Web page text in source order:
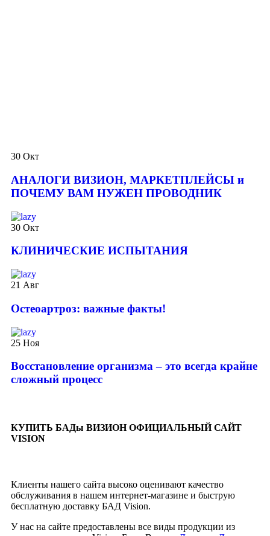
30 Окт
АНАЛОГИ ВИЗИОН, МАРКЕТПЛЕЙСЫ и
ПОЧЕМУ ВАМ НУЖЕН ПРОВОДНИК
30 Окт
КЛИНИЧЕСКИЕ ИСПЫТАНИЯ
21 Авг
️Остеоартроз: важные факты!
25 Ноя
Восстановление организма – это всегда крайне
сложный процесс
КУПИТЬ БАДы ВИЗИОН ОФИЦИАЛЬНЫЙ САЙТ
VISION
Клиенты нашего сайта высоко оценивают качество
обслуживания в нашем интернет-магазине и быструю
бесплатную доставку БАД Vision.
У нас на сайте предоставлены все виды продукции из